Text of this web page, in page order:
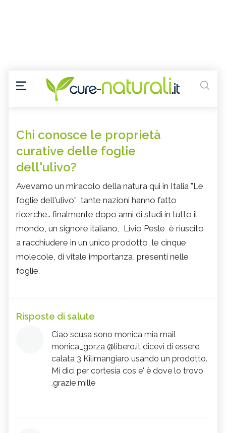
Chi conosce le proprietà
curative delle foglie
dell'ulivo?
Avevamo un miracolo della natura qui in Italia "Le
foglie dell'ulivo" tante nazioni hanno fatto
ricerche.. finalmente dopo anni di studi in tutto il
mondo, un signore italiano, Livio Pesle è riuscito
a racchiudere in un unico prodotto, le cinque
molecole, di vitale importanza, presenti nelle
foglie.
Risposte di salute
Ciao scusa sono monica mia mail
monica_gorza @libero.it dicevi di essere
calata 3 Kilimangiaro usando un prodotto.
Mi dici per cortesia cos e' è dove lo trovo
.grazie mille